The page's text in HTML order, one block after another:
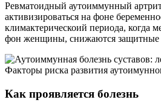
Ревматоидный аутоиммунный
активизироваться на фоне
климактерическоий периода, когда
фон женщины, снижаются защитные
Факторы риска развития
Как проявляется болезнь